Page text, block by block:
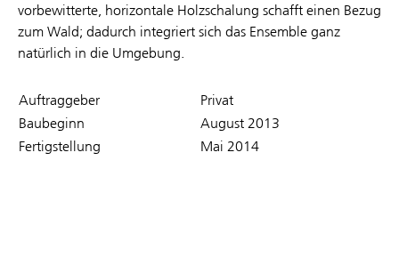
vorbewitterte, horizontale Holzschalung schafft einen Bezug
zum Wald; dadurch integriert sich das Ensemble ganz
natürlich in die Umgebung.
Auftraggeber
Privat
Baubeginn
August 2013
Fertigstellung
Mai 2014